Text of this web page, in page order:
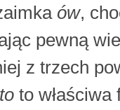
ów,
pewną
z trzech
to